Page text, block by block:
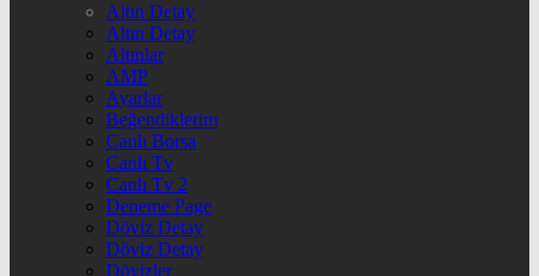
Altın Detay
Altın Detay
Altınlar
AMP
Ayarlar
Beğendiklerim
Canlı Borsa
Canlı Tv
Canlı Tv 2
Deneme Page
Döviz Detay
Döviz Detay
Dövizler